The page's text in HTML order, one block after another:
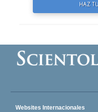
HAZ
Websites Internacionales